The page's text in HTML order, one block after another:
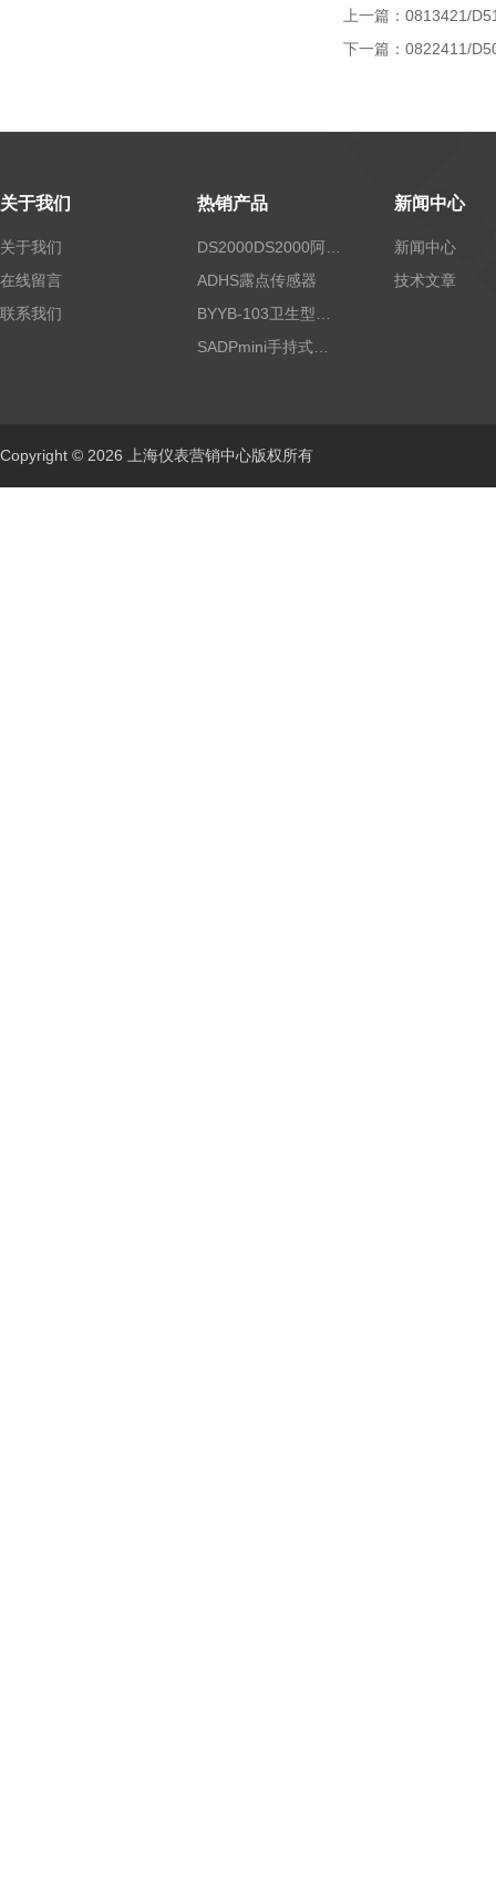
上一篇： 0813421/
下一篇： 0822411/
关于我们
关于我们
在线留言
联系我们
热销产品
ADHS露点传感器
新闻中心
新闻中心
技术文章
Copyright © 2026 上海仪表营销中心版权所有